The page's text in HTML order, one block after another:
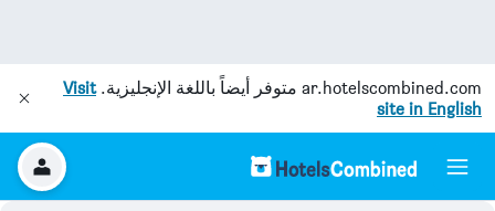
ar.hotelscombined.com متوفر أيضاً باللغة الإنجليزية.Visit
site in English